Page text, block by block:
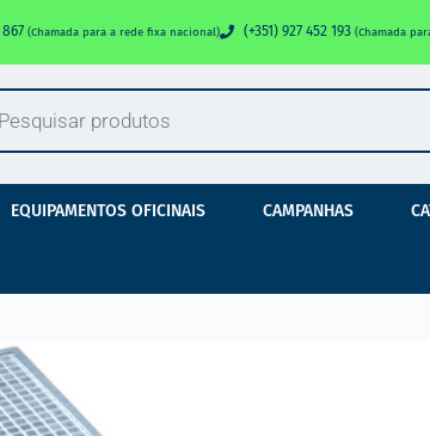
867 (Chamada para a rede fixa nacional) (+351) 927 452 193 (Chamada
EQUIPAMENTOS OFICINAIS CAMPANHAS